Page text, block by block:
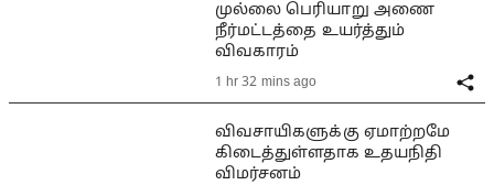
முல்லை பெரியாறு அணை
நீர்மட்டத்தை உயர்த்தும்
விவகாரம்
1 hr 32 mins ago
விவசாயிகளுக்கு ஏமாற்றமே
கிடைத்துள்ளதாக உதயநிதி
விமர்சனம்